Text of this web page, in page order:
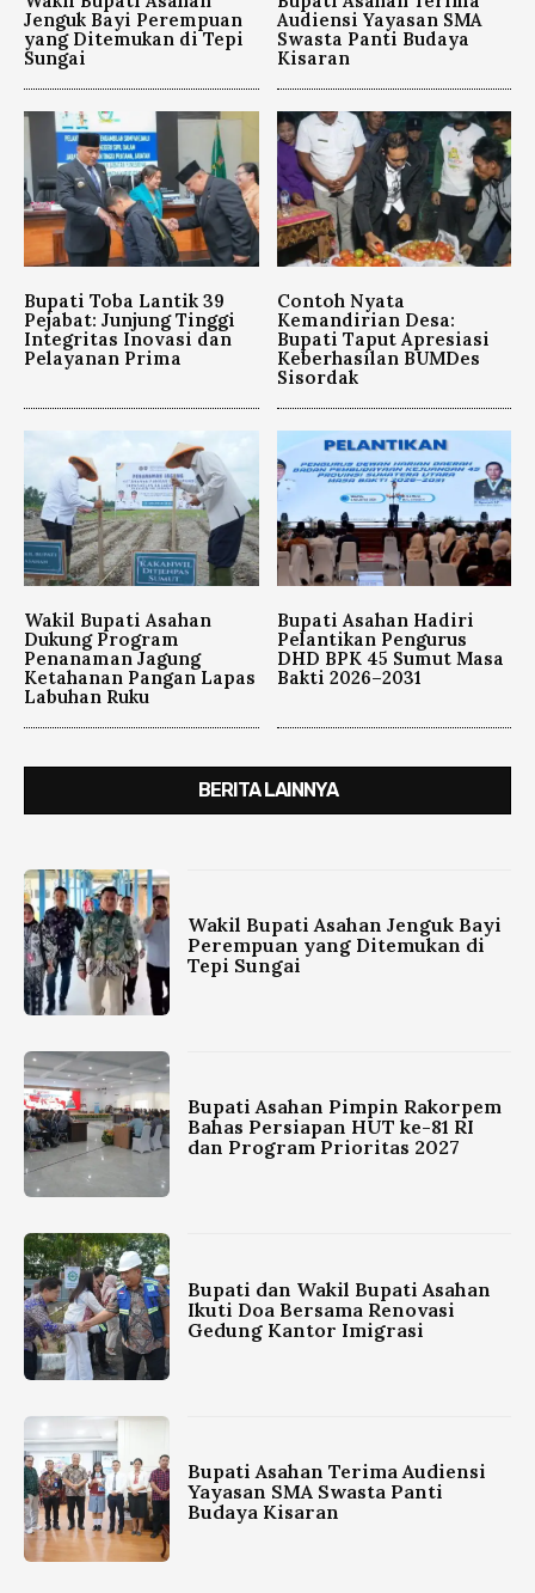
Jenguk Bayi Perempuan
yang Ditemukan di Tepi
Sungai
Audiensi Yayasan SMA
Swasta Panti Budaya
Kisaran
Bupati Toba Lantik 39
Pejabat: Junjung Tinggi
Integritas Inovasi dan
Pelayanan Prima
Contoh Nyata
Kemandirian Desa:
Bupati Taput Apresiasi
Keberhasilan BUMDes
Sisordak
Wakil Bupati Asahan
Dukung Program
Penanaman Jagung
Ketahanan Pangan Lapas
Labuhan Ruku
Bupati Asahan Hadiri
Pelantikan Pengurus
DHD BPK 45 Sumut Masa
Bakti 2026–2031
BERITA LAINNYA
Wakil Bupati Asahan Jenguk Bayi
Perempuan yang Ditemukan di
Tepi Sungai
Bupati Asahan Pimpin Rakorpem
Bahas Persiapan HUT ke-81 RI
dan Program Prioritas 2027
Bupati dan Wakil Bupati Asahan
Ikuti Doa Bersama Renovasi
Gedung Kantor Imigrasi
Bupati Asahan Terima Audiensi
Yayasan SMA Swasta Panti
Budaya Kisaran